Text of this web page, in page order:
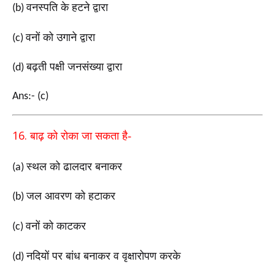
(b)वनस्पति के हटने द्वारा
(c)वनों को उगाने द्वारा
(d)बढ़ती पक्षी जनसंख्या द्वारा
Ans:- (c)
16.बाढ़ को रोका जा सकता है-
(a)स्थल को ढालदार बनाकर
(b)जल आवरण को हटाकर
(c)वनों को काटकर
(d)नदियों पर बांध बनाकर व वृक्षारोपण करके